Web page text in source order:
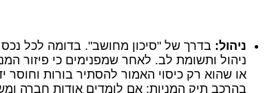
ניהול: בדרך של "סיכון מחושב". בדומה לכל
ניהול ותשומת לב. לאחר שמפנימים כי פיזור
או שהוא רק כיסוי האמור להסתיר בורות וחוסר
בהרכב תיק המניות: אם לומדים אודות חברה